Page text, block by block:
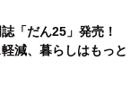
「だん25」発売！
減、暮らしはもっと